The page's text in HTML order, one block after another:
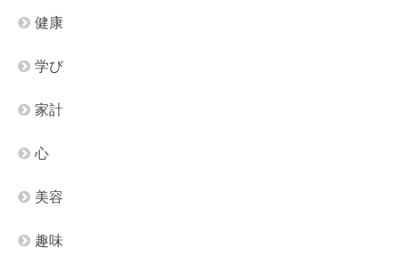
健康
学び
家計
心
美容
趣味